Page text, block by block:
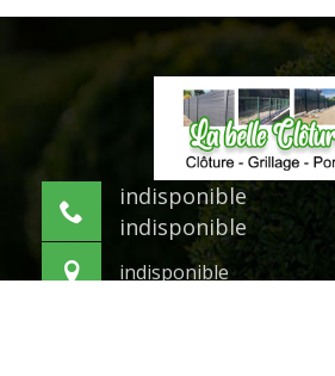
indisponible
indisponible
indisponible